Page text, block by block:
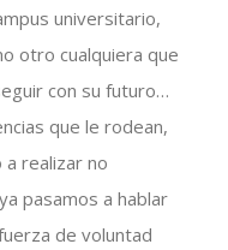
universitario,
otro cualquiera que
con su futuro…
que le rodean,
realizar no
pasamos a hablar
de voluntad